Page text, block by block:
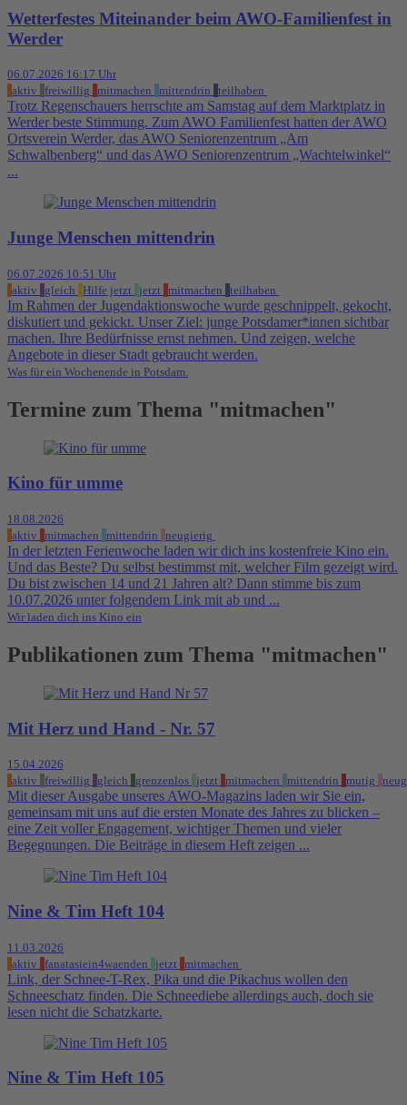
Wetterfestes Miteinander beim AWO-Familienfest in
Werder
06.07.2026 16:17 Uhr
aktiv
freiwillig mitmachen mittendrin teilhaben
Trotz Regenschauers herrschte am Samstag auf dem Marktplatz in
Werder beste Stimmung. Zum AWO Familienfest hatten der AWO
Ortsverein Werder, das AWO Seniorenzentrum „Am
Schwalbenberg“ und das AWO Seniorenzentrum „Wachtelwinkel“
...
Junge Menschen mittendrin
06.07.2026 10:51 Uhr
aktiv
gleich Hilfe jetzt jetzt mitmachen teilhaben
Im Rahmen der Jugendaktionswoche wurde geschnippelt, gekocht,
diskutiert und gekickt. Unser Ziel: junge Potsdamer*innen sichtbar
machen. Ihre Bedürfnisse ernst nehmen. Und zeigen, welche
Angebote in dieser Stadt gebraucht werden.
Was für ein Wochenende in Potsdam.
Termine zum Thema "mitmachen"
Kino für umme
18.08.2026
aktiv
mitmachen mittendrin neugierig
In der letzten Ferienwoche laden wir dich ins kostenfreie Kino ein.
Und das Beste? Du selbst bestimmst mit, welcher Film gezeigt wird.
Du bist zwischen 14 und 21 Jahren alt? Dann stimme bis zum
10.07.2026 unter folgendem Link mit ab und ...
Wir laden dich ins Kino ein
Publikationen zum Thema "mitmachen"
Mit Herz und Hand - Nr. 57
15.04.2026
aktiv
freiwillig gleich grenzenlos jetzt mitmachen mittendrin mutig
Mit dieser Ausgabe unseres AWO-Magazins laden wir Sie ein,
gemeinsam mit uns auf die ersten Monate des Jahres zu blicken –
eine Zeit voller Engagement, wichtiger Themen und vieler
Begegnungen. Die Beiträge in diesem Heft zeigen ...
Nine & Tim Heft 104
11.03.2026
aktiv
fanatasiein4waenden jetzt mitmachen
Link, der Schnee-T-Rex, Pika und die Pikachus wollen den
Schneeschatz finden. Die Schneediebe allerdings auch, doch sie
lesen nicht die Schatzkarte.
Nine & Tim Heft 105